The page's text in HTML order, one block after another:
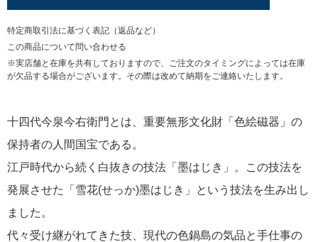
特定商取引法に基づく表記（返品など）
この商品について問い合わせる
※実店舗と在庫を共有しておりますので、ご注文のタイミングによっては在庫
が欠品する場合がございます。その際は改めて納期をご連絡いたします。
十四代今泉今右衛門とは、重要無形文化財「色絵磁器」の
保持者の人間国宝である。
江戸時代から続く白抜きの技法「墨はじき」。この技法を
発展させた「雪花(せっか)墨はじき」という技法を生み出し
ました。
代々受け継がれてきた技、現代の色鍋島の気品と手仕事の